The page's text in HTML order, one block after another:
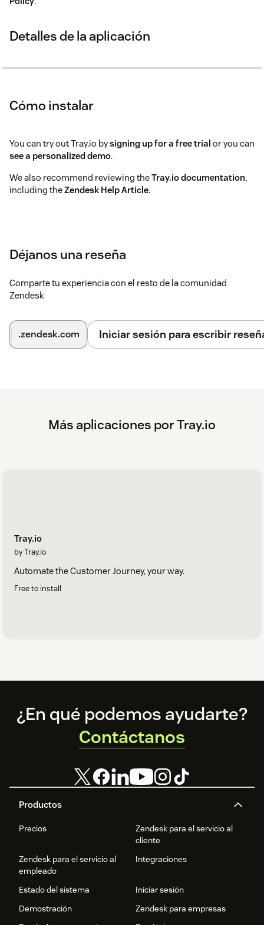
Detalles de la aplicación
Cómo instalar
You can try out Tray.io bysigning up for a free trial or you can
see a personalized demo.
We also recommend reviewing theTray.io documentation,
including theZendesk Help Article.
Déjanos una reseña
Comparte tu experiencia con el resto de la comunidad
Zendesk
.zendesk.com Iniciar sesión para escribir
Más aplicaciones por Tray.io
Tray.io
by Tray.io
Automate the Customer Journey, your way.
Free to install
Footer
Productos
Precios
Zendesk para el servicio al
cliente
Zendesk para el servicio al
empleado
Integraciones
Estado del sistema
Iniciar sesión
Demostración
Zendesk para empresas
¿En qué podemos ayudarte?
Contáctanos